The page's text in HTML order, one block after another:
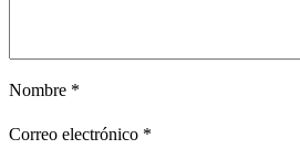
Nombre *
Correo electrónico *